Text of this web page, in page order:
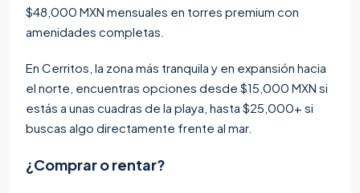
$48,000 MXN mensuales en torres premium con
amenidades completas.
En Cerritos, la zona más tranquila y en expansión hacia
el norte, encuentras opciones desde $15,000 MXN si
estás a unas cuadras de la playa, hasta $25,000+ si
buscas algo directamente frente al mar.
¿Comprar o rentar?